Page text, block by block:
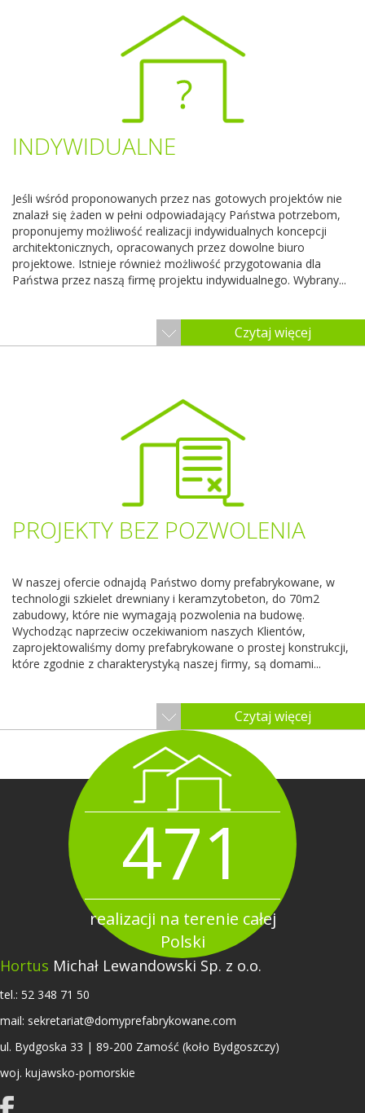
Czytaj więcej
INDYWIDUALNE
Jeśli wśród proponowanych przez nas gotowych projektów nie
znalazł się żaden w pełni odpowiadający Państwa potrzebom,
proponujemy możliwość realizacji indywidualnych koncepcji
architektonicznych, opracowanych przez dowolne biuro
projektowe. Istnieje również możliwość przygotowania dla
Państwa przez naszą firmę projektu indywidualnego. Wybrany...
Czytaj więcej
PROJEKTY BEZ POZWOLENIA
W naszej ofercie odnajdą Państwo domy prefabrykowane, w
technologii szkielet drewniany i keramzytobeton, do 70m2
zabudowy, które nie wymagają pozwolenia na budowę.
Wychodząc naprzeciw oczekiwaniom naszych Klientów,
zaprojektowaliśmy domy prefabrykowane o prostej konstrukcji,
które zgodnie z charakterystyką naszej firmy, są domami...
471
realizacji na terenie całej
Polski
Hortus Michał Lewandowski Sp. z o.o.
tel.: 52 348 71 50
mail: sekretariat@domyprefabrykowane.com
ul. Bydgoska 33 | 89-200 Zamość (koło Bydgoszczy)
woj. kujawsko-pomorskie